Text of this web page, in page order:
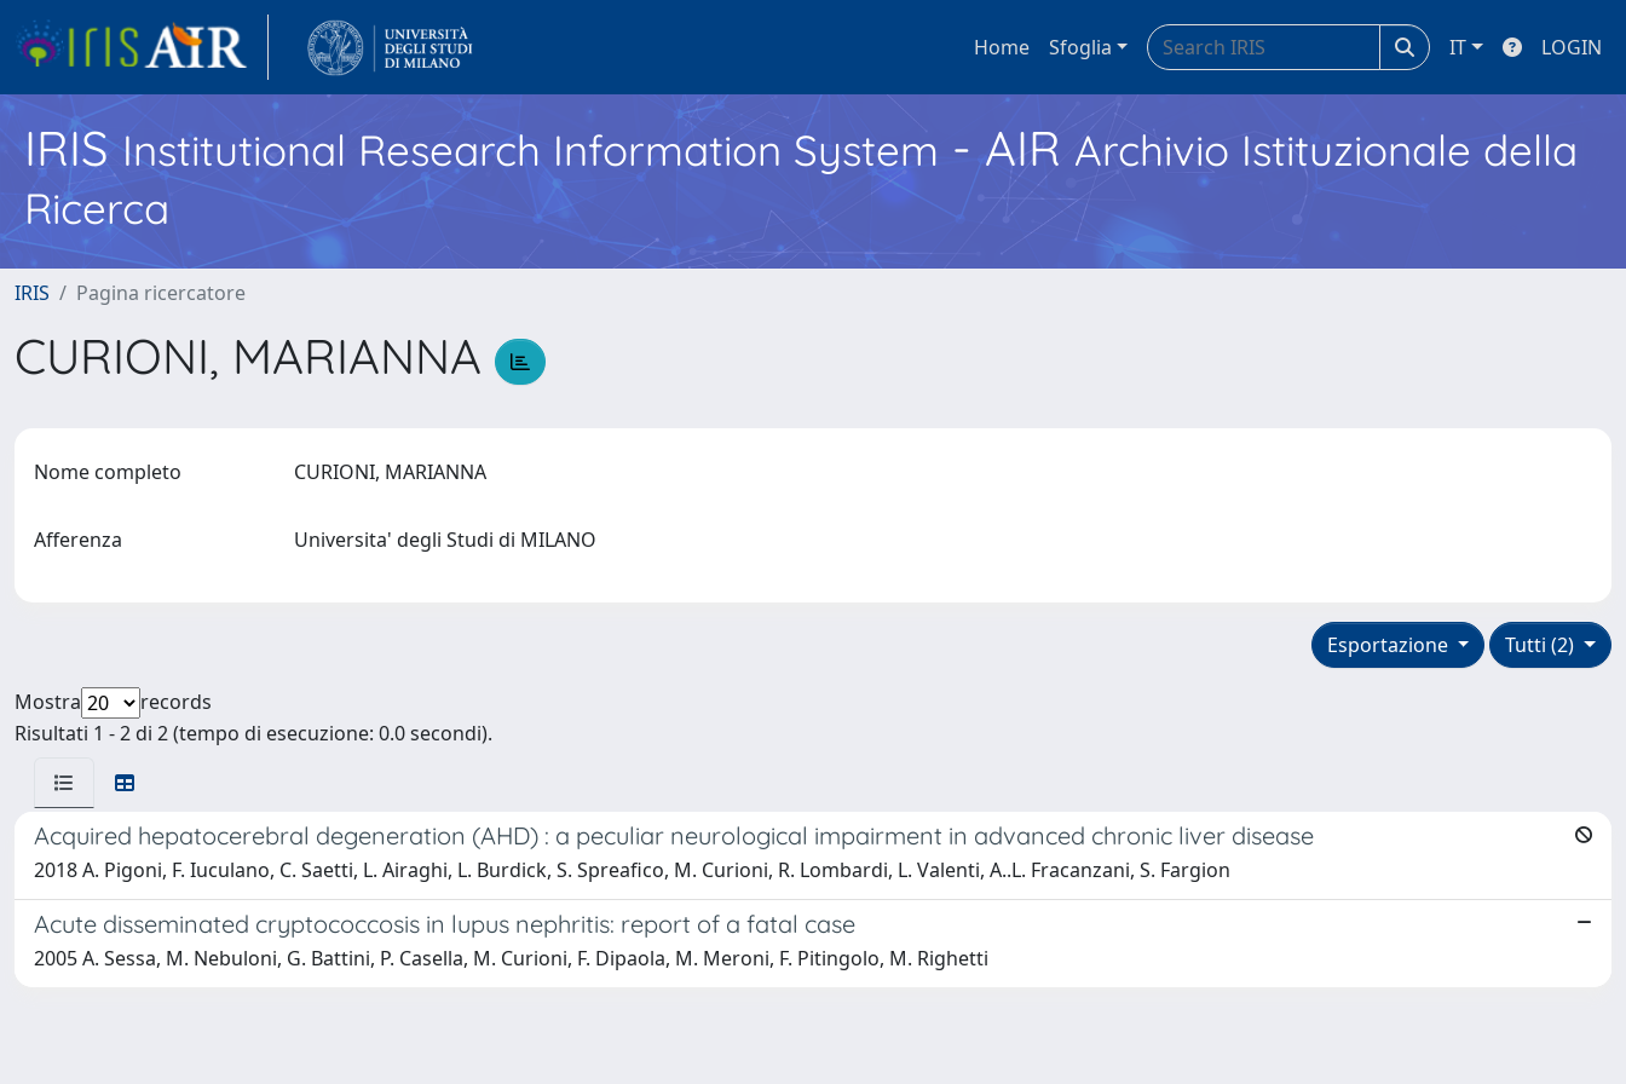
Home Sfoglia IT LOGIN
IRISInstitutional Research Information System - AIR Archivio Istituzionale della
Ricerca
IRIS Pagina ricercatore
CURIONI, MARIANNA
Nome completo CURIONI, MARIANNA
Afferenza Universita' degli Studi di MILANO
Tutti (2)
Esportazione
Mostra
records
Risultati 1 - 2 di 2 (tempo di esecuzione: 0.0 secondi).
Acquired hepatocerebral degeneration (AHD) : a peculiar neurological impairment in advanced chronic liver disease
2018 A. Pigoni, F. Iuculano, C. Saetti, L. Airaghi, L. Burdick, S. Spreafico, M. Curioni, R. Lombardi, L. Valenti, A..L. Fracanzani, S. Fargion
Acute disseminated cryptococcosis in lupus nephritis: report of a fatal case
2005 A. Sessa, M. Nebuloni, G. Battini, P. Casella, M. Curioni, F. Dipaola, M. Meroni, F. Pitingolo, M. Righetti